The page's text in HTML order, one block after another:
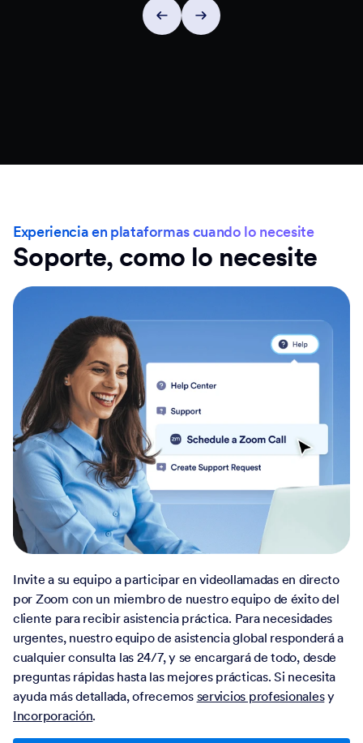
Experiencia en plataformas cuando lo necesite
Soporte, como lo necesite
Invite a su equipo a participar en videollamadas en directo
por Zoom con un miembro de nuestro equipo de éxito del
cliente para recibir asistencia práctica. Para necesidades
urgentes, nuestro equipo de asistencia global responderá a
cualquier consulta las 24/7, y se encargará de todo, desde
preguntas rápidas hasta las mejores prácticas. Si necesita
ayuda más detallada, ofrecemos servicios profesionalesy
Incorporación.